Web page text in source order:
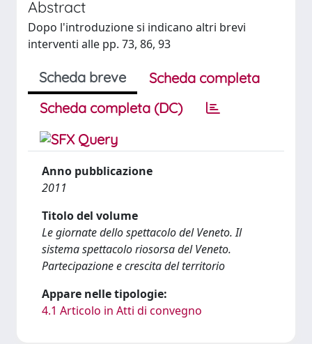
Abstract
Dopo l'introduzione si indicano altri brevi
interventi alle pp. 73, 86, 93
Scheda breve
Scheda completa
Scheda completa (DC)
Anno pubblicazione
2011
Titolo del volume
Le giornate dello spettacolo del Veneto. Il
sistema spettacolo riosorsa del Veneto.
Partecipazione e crescita del territorio
Appare nelle tipologie:
4.1 Articolo in Atti di convegno